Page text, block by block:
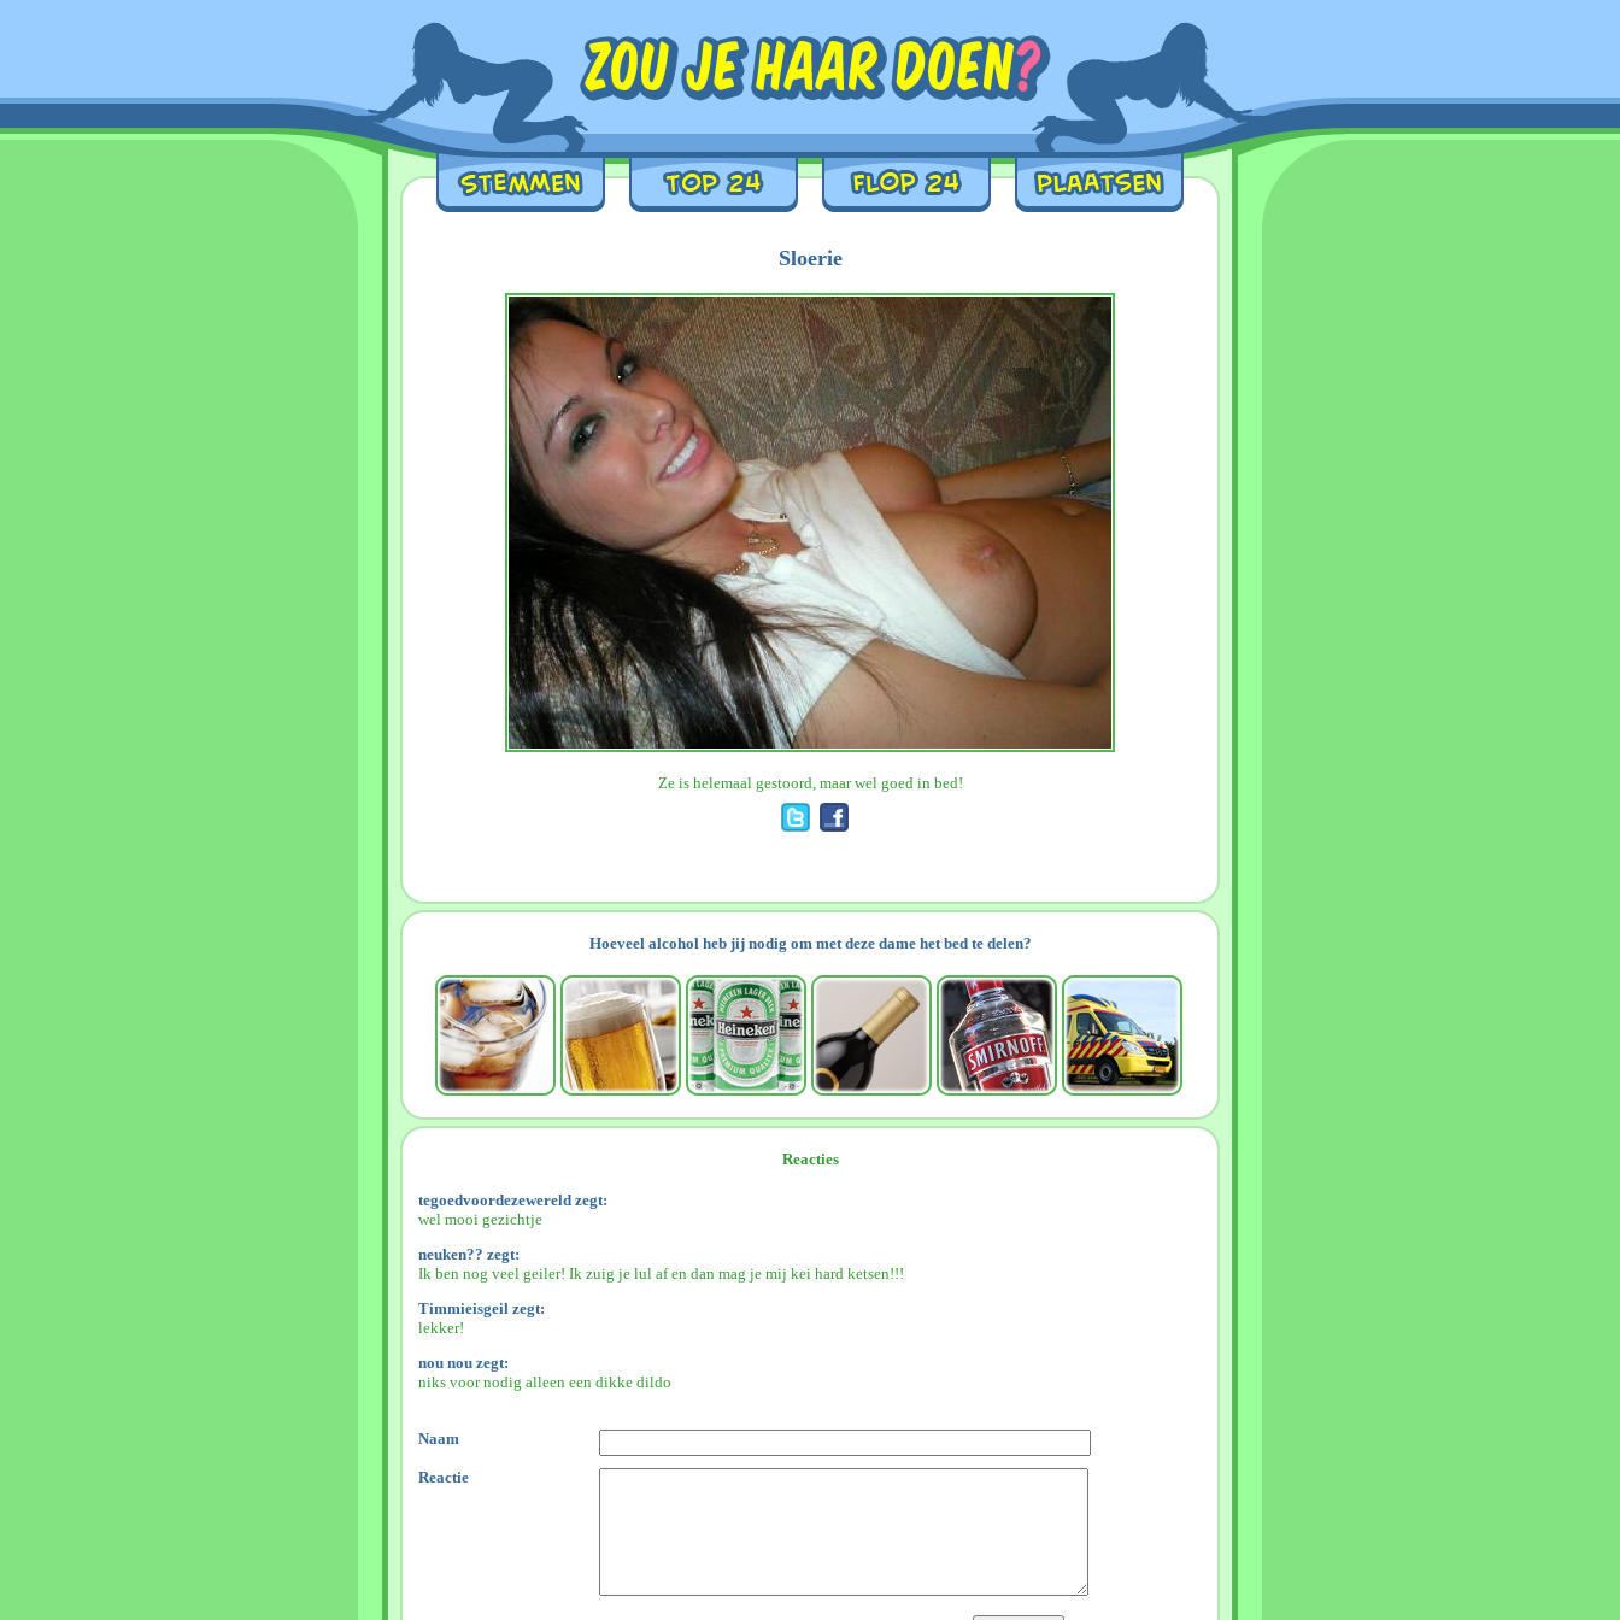
Sloerie
Ze is helemaal gestoord, maar wel goed in bed!
Hoeveel alcohol heb jij nodig om met deze dame het bed te delen?
Reacties
tegoedvoordezewereld zegt:
wel mooi gezichtje
neuken?? zegt:
Ik ben nog veel geiler! Ik zuig je lul af en dan mag je mij kei hard ketsen!!!
Timmieisgeil zegt:
lekker!
nou nou zegt:
niks voor nodig alleen een dikke dildo
Naam
Reactie